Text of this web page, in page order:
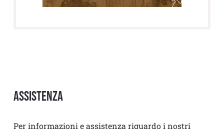
Assistenza
Per informazioni e assistenza riguardo i nostri